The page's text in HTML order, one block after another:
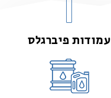
עמודות פיברגלס